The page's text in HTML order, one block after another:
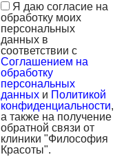
Я даю согласие на
обработку моих
персональных
данных в
соответствии с
Соглашением на
обработку
персональных
данных и Политикой
конфиденциальности,
а также на получение
обратной связи от
клиники "Философия
Красоты".